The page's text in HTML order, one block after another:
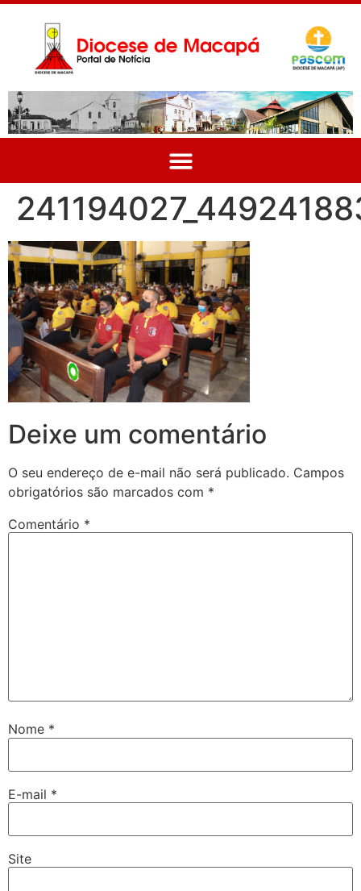
Deixe um comentário
O seu endereço de e-mail não será publicado. Campos
obrigatórios são marcados com *
Comentário *
Nome *
E-mail *
Site